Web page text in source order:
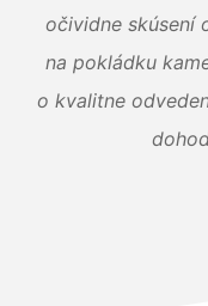
očividne skúsení
na pokládku
o kvalitne